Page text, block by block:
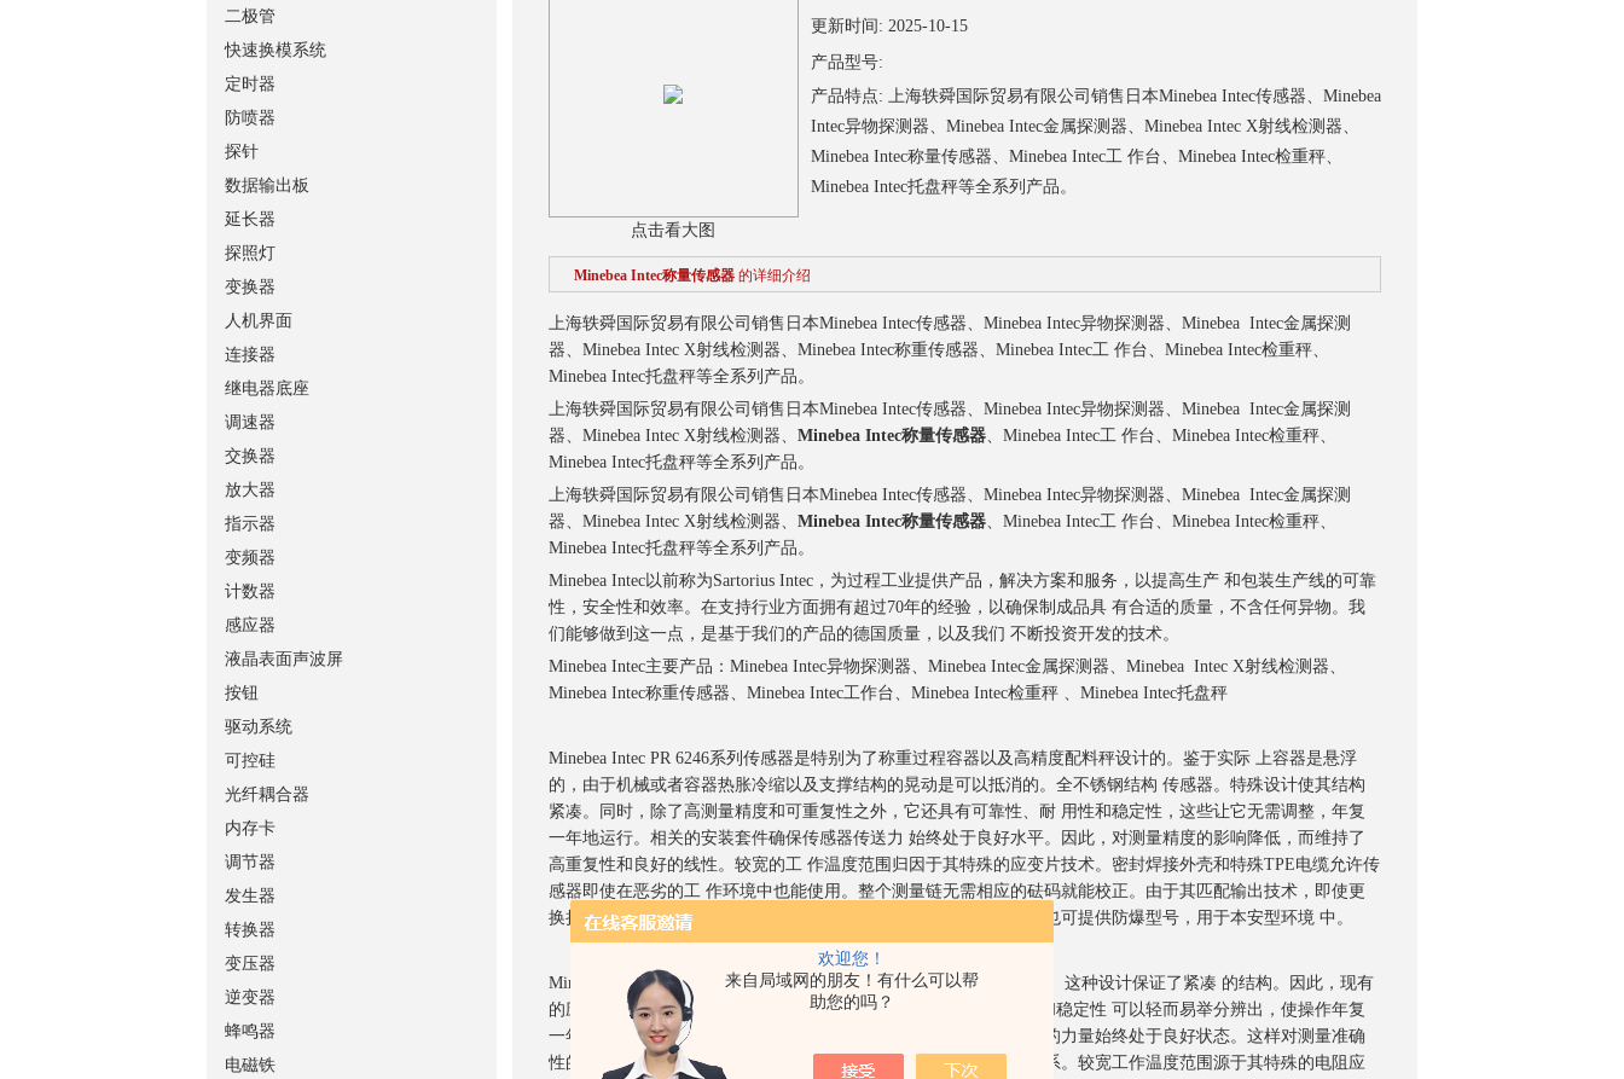
欢迎您！
来自局域网的朋友！有什么可以帮
助您的吗？
点击看大图
更新时间: 2025-10-15
产品型号:
产品特点: 上海轶舜国际贸易有限公司销售日本Minebea Intec传感器、Minebea
Intec异物探测器、Minebea Intec金属探测器、Minebea Intec X射线检测器、
Minebea Intec称量传感器、Minebea Intec工 作台、Minebea Intec检重秤、
Minebea Intec托盘秤等全系列产品。
Minebea Intec称量传感器 的详细介绍
上海轶舜国际贸易有限公司销售日本Minebea Intec传感器、Minebea Intec异物探测器、Minebea Intec金属探测
器、Minebea Intec X射线检测器、Minebea Intec称重传感器、Minebea Intec工 作台、Minebea Intec检重秤、
Minebea Intec托盘秤等全系列产品。
上海轶舜国际贸易有限公司销售日本Minebea Intec传感器、Minebea Intec异物探测器、Minebea Intec金属探测
器、Minebea Intec X射线检测器、 Minebea Intec称量传感器、Minebea Intec工 作台、Minebea Intec检重秤、
Minebea Intec托盘秤等全系列产品。
上海轶舜国际贸易有限公司销售日本Minebea Intec传感器、Minebea Intec异物探测器、Minebea Intec金属探测
器、Minebea Intec X射线检测器、 Minebea Intec称量传感器、Minebea Intec工 作台、Minebea Intec检重秤、
Minebea Intec托盘秤等全系列产品。
Minebea Intec以前称为Sartorius Intec，为过程工业提供产品，解决方案和服务，以提高生产 和包装生产线的可靠
性，安全性和效率。在支持行业方面拥有超过70年的经验，以确保制成品具 有合适的质量，不含任何异物。我
们能够做到这一点，是基于我们的产品的德国质量，以及我们 不断投资开发的技术。
Minebea Intec主要产品：Minebea Intec异物探测器、Minebea Intec金属探测器、Minebea Intec X射线检测器、
Minebea Intec称重传感器、Minebea Intec工作台、Minebea Intec检重秤 、Minebea Intec托盘秤
Minebea Intec PR 6246系列传感器是特别为了称重过程容器以及高精度配料秤设计的。鉴于实际 上容器是悬浮
的，由于机械或者容器热胀冷缩以及支撑结构的晃动是可以抵消的。全不锈钢结构 传感器。特殊设计使其结构
紧凑。同时，除了高测量精度和可重复性之外，它还具有可靠性、耐 用性和稳定性，这些让它无需调整，年复
一年地运行。相关的安装套件确保传感器传送力 始终处于良好水平。因此，对测量精度的影响降低，而维持了
高重复性和良好的线性。较宽的工 作温度范围归因于其特殊的应变片技术。密封焊接外壳和特殊TPE电缆允许传
感器即使在恶劣的工 作环境中也能使用。整个测量链无需相应的砝码就能校正。由于其匹配输出技术，即使更
换损坏 的传感器也不需要重新校正。这就节省了大量的调试时间。也可提供防爆型号，用于本安型环境 中。
Minebea Intec PR 6251系列传感器是为了料仓和横向罐秤特别设计的。这种设计保证了紧凑 的结构。因此，现有
的应用程序可以轻易升级。这一系列由于其良好的可读性、坚固性和稳定性 可以轻而易举分辨出，使操作年复
一年无障碍、无需调整。特殊的测量元件几何确保传输到传感 器上的力量始终处于良好状态。这样对测量准确
性的影响小化，并且具有较高超载范围、高重复 性和良好的线性关系。较宽工作温度范围源于其特殊的电阻应
二极管
快速换模系统
定时器
防喷器
探针
数据输出板
延长器
探照灯
变换器
人机界面
连接器
继电器底座
调速器
交换器
放大器
指示器
变频器
计数器
感应器
液晶表面声波屏
按钮
驱动系统
可控硅
光纤耦合器
内存卡
调节器
发生器
转换器
变压器
逆变器
蜂鸣器
电磁铁